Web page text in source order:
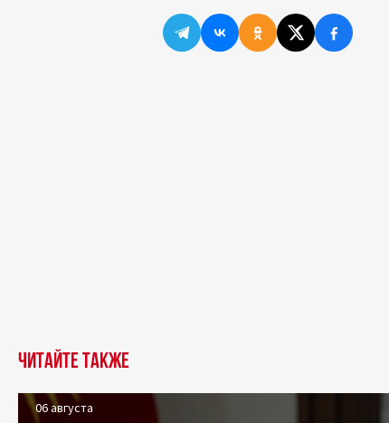
Читайте также
06 августа